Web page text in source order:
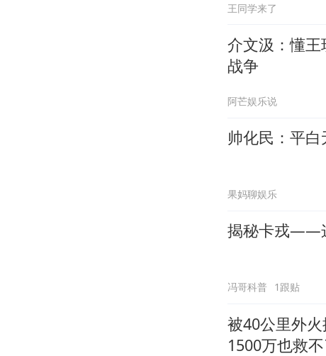
王同学来了
介文汲：懂
战争
阿芒娱乐说
帅化民：平
果妈聊娱乐
揭秘卡戎——
冯哥科普 1跟贴
被40公里外
1500万也救